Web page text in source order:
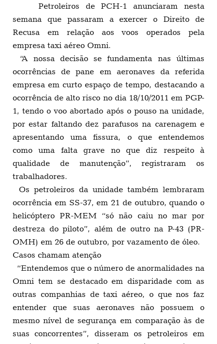
Petroleiros de PCH-1 anunciaram nesta
semana que passaram a exercer o Direito de
Recusa em relação aos voos operados pela
empresa taxi aéreo Omni.
“A nossa decisão se fundamenta nas últimas
ocorrências de pane em aeronaves da referida
empresa em curto espaço de tempo, destacando a
ocorrência de alto risco no dia 18/10/2011 em PGP-
1, tendo o voo abortado após o pouso na unidade,
por estar faltando dez parafusos na carenagem e
apresentando uma fissura, o que entendemos
como uma falta grave no que diz respeito à
qualidade de manutenção”, registraram os
trabalhadores.
Os petroleiros da unidade também lembraram
ocorrência em SS-37, em 21 de outubro, quando o
helicóptero PR-MEM “só não caiu no mar por
destreza do piloto”, além de outro na P-43 (PR-
OMH) em 26 de outubro, por vazamento de óleo.
Casos chamam atenção
“Entendemos que o número de anormalidades na
Omni tem se destacado em disparidade com as
outras companhias de taxi aéreo, o que nos faz
entender que suas aeronaves não possuem o
mesmo nível de segurança em comparação às de
suas concorrentes”, disseram os petroleiros em